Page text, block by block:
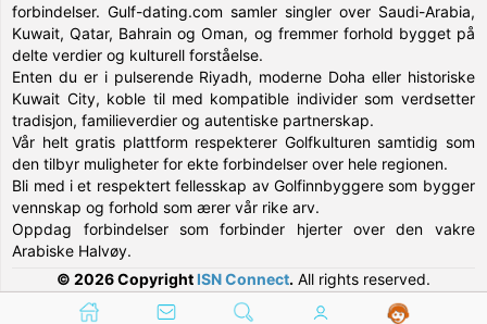
forbindelser. Gulf-dating.com samler singler over Saudi-Arabia,
Kuwait, Qatar, Bahrain og Oman, og fremmer forhold bygget på
delte verdier og kulturell forståelse.
Enten du er i pulserende Riyadh, moderne Doha eller historiske
Kuwait City, koble til med kompatible individer som verdsetter
tradisjon, familieverdier og autentiske partnerskap.
Vår helt gratis plattform respekterer Golfkulturen samtidig som
den tilbyr muligheter for ekte forbindelser over hele regionen.
Bli med i et respektert fellesskap av Golfinnbyggere som bygger
vennskap og forhold som ærer vår rike arv.
Oppdag forbindelser som forbinder hjerter over den vakre
Arabiske Halvøy.
© 2026 Copyright ISN Connect. All rights reserved.